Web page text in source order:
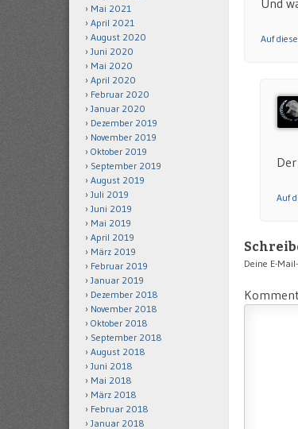
Und
Auf
Auf
Deine E-
Mai 2021
April 2021
August 2020
Juni 2020
Mai 2020
April 2020
Februar 2020
Januar 2020
Dezember 2019
November 2019
Oktober 2019
September 2019
August 2019
Juli 2019
Juni 2019
Mai 2019
April 2019
März 2019
Februar 2019
Januar 2019
Dezember 2018
November 2018
Oktober 2018
September 2018
August 2018
Juni 2018
Mai 2018
März 2018
Februar 2018
Januar 2018